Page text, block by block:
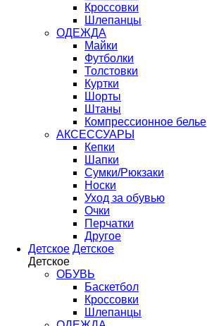
Кроссовки
Шлепанцы
ОДЕЖДА
Майки
Футболки
Толстовки
Куртки
Шорты
Штаны
Компрессионное белье
АКСЕССУАРЫ
Кепки
Шапки
Сумки/Рюкзаки
Носки
Уход за обувью
Очки
Перчатки
Другое
Детское Детское
Детское
ОБУВЬ
Баскетбол
Кроссовки
Шлепанцы